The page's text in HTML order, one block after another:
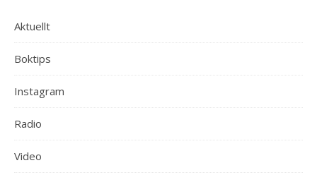
Aktuellt
Boktips
Instagram
Radio
Video